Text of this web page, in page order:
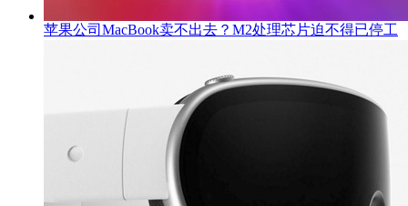
苹果公司MacBook卖不出去？M2处理芯片迫不得已停工